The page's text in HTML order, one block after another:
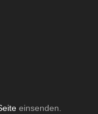
einsenden.